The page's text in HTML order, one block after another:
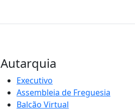
Autarquia
Executivo
Assembleia de Freguesia
Balcão Virtual